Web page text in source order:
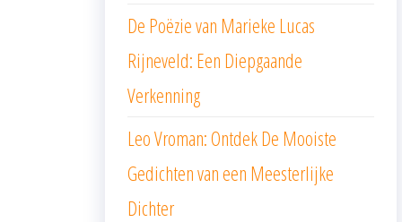
De Poëzie van Marieke Lucas
Rijneveld: Een Diepgaande
Verkenning
Leo Vroman: Ontdek De Mooiste
Gedichten van een Meesterlijke
Dichter